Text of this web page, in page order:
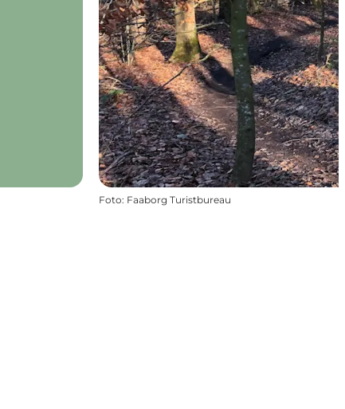
Foto: Faaborg Turistbureau